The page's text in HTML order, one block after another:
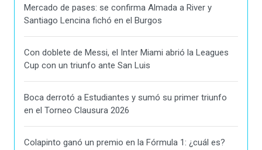
Mercado de pases: se confirma Almada a River y
Santiago Lencina fichó en el Burgos
Con doblete de Messi, el Inter Miami abrió la Leagues
Cup con un triunfo ante San Luis
Boca derrotó a Estudiantes y sumó su primer triunfo
en el Torneo Clausura 2026
Colapinto ganó un premio en la Fórmula 1: ¿cuál es?